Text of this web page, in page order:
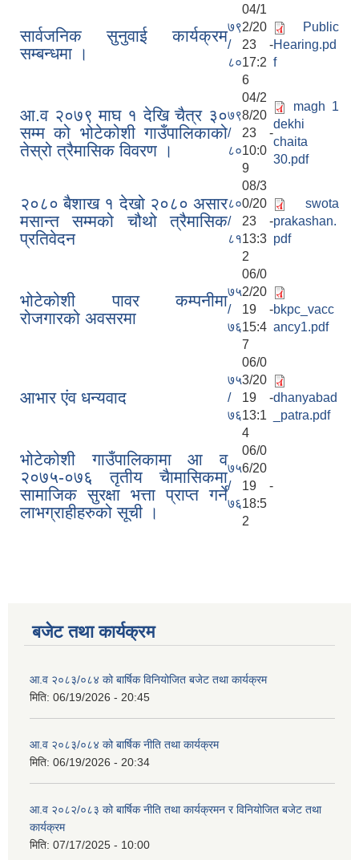
सार्वजनिक सुनुवाई कार्यक्रम
सम्बन्धमा ।
७९
/
८०
04/1
2/20
23 -
17:2
6
Public
Hearing.pd
f
आ.व २०७९ माघ १ देखि चैत्र ३०
सम्म को भोटेकोशी गाउँपालिकाको
तेस्रो त्रैमासिक विवरण ।
७९
/
८०
04/2
8/20
23 -
10:0
9
magh 1
dekhi
chaita
30.pdf
२०८० बैशाख १ देखो २०८० असार
मसान्त सम्मको चौथो त्रैमासिक
प्रतिवेदन
८०
/
८१
08/3
0/20
23 -
13:3
2
swota
prakashan.
pdf
भोटेकोशी पावर कम्पनीमा
रोजगारको अवसरमा
७५
/
७६
06/0
2/20
19 -
15:4
7
bkpc_vacc
ancy1.pdf
आभार एंव धन्यवाद
७५
/
७६
06/0
3/20
19 -
13:1
4
dhanyabad
_patra.pdf
भोटेकोशी गाउँपालिकामा आ‍‌ व
२०७५-०७६ तृतीय चैामासिकमा
सामाजिक सुरक्षा भत्ता प्राप्त गर्ने
लाभग्राहीहरुको सूची ।
७५
/
७६
06/0
6/20
19 -
18:5
2
बजेट तथा कार्यक्रम
आ.व २०८३/०८४ को बार्षिक विनियोजित बजेट तथा कार्यक्रम
मिति: 06/19/2026 - 20:45
आ.व २०८३/०८४ को बार्षिक नीति तथा कार्यक्रम
मिति: 06/19/2026 - 20:34
आ.व २०८२/०८३ को बार्षिक नीति तथा कार्यक्रमन र विनियोजित बजेट तथा
कार्यक्रम
मिति: 07/17/2025 - 10:00